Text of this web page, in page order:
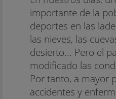
importante de la
deportes en las
las nieves, las
desierto... Pero el
modificado las
Por tanto, a mayor
accidentes y